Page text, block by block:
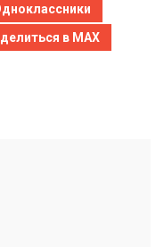
в MAX